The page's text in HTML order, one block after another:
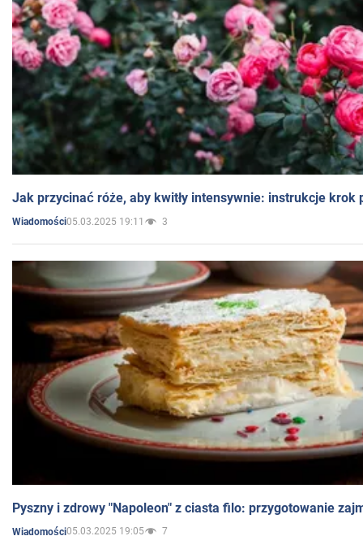
Jak przycinać róże, aby kwitły intensywnie: instrukcje krok
Wiadomości05.03.2025 19:11 3
Pyszny i zdrowy "Napoleon" z ciasta filo: przygotowanie
Wiadomości05.03.2025 19:05 7